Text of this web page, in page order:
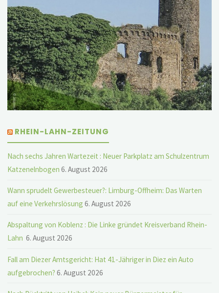
RHEIN-LAHN-ZEITUNG
Nach sechs Jahren Wartezeit : Neuer Parkplatz am Schulzentrum
Katzenelnbogen 6. August 2026
Wann sprudelt Gewerbesteuer?: Limburg-Offheim: Das Warten
auf eine Verkehrslösung 6. August 2026
Abspaltung von Koblenz : Die Linke gründet Kreisverband Rhein-
Lahn 6. August 2026
Fall am Diezer Amtsgericht: Hat 41-Jähriger in Diez ein Auto
aufgebrochen? 6. August 2026